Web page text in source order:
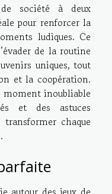
société à deux
pour renforcer la
ludiques. Ce
de la routine
uniques, tout
et la coopération.
moment inoubliable
et des astuces
chaque